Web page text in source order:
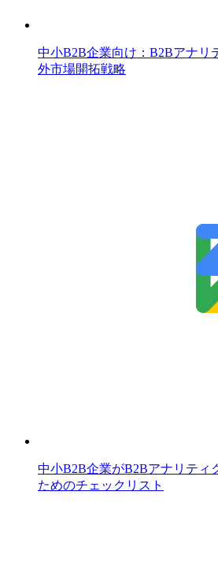
中小B2B企業向け：B2Bアナリ
外市場開拓戦略
中小B2B企業がB2Bアナリティ
ためのチェックリスト